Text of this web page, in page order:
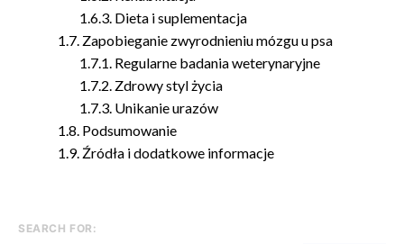
Dieta i suplementacja
Zapobieganie zwyrodnieniu mózgu u psa
Regularne badania weterynaryjne
Zdrowy styl życia
Unikanie urazów
Podsumowanie
Źródła i dodatkowe informacje
SEARCH FOR: